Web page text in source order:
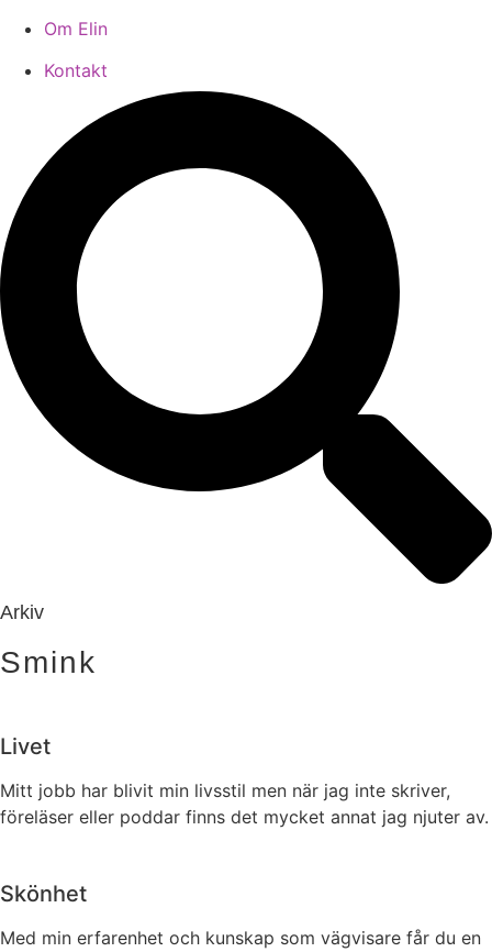
Om Elin
Kontakt
Arkiv
Smink
Livet
Mitt jobb har blivit min livsstil men när jag inte skriver,
föreläser eller poddar finns det mycket annat jag njuter av.
Skönhet
Med min erfarenhet och kunskap som vägvisare får du en